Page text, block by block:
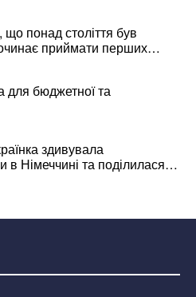
що понад століття був
приймати перших
для бюджетної та
здивувала
Німеччині та поділилася